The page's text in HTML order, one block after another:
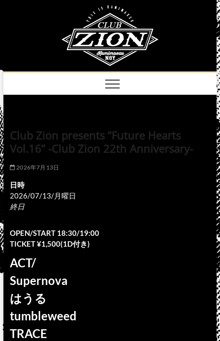
Club Zion presents “Future Hearts
Vol.16” -Club Zion 22th Anniversary-
2026年7月13日
日時
2026/07/13/月曜日
終日
OPEN/START 18:30/19:00
TICKET ¥1,500(1D付き)
ACT/
Supernova
はうる
tumbleweed
TRACE